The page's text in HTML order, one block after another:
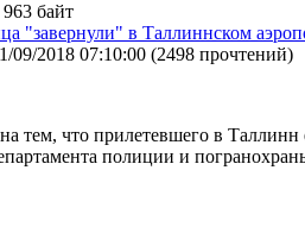
963 байт
"завернули" в Таллиннском
09/2018 07:10:00 (2498 прочтений)
тем, что прилетевшего в
полиции и